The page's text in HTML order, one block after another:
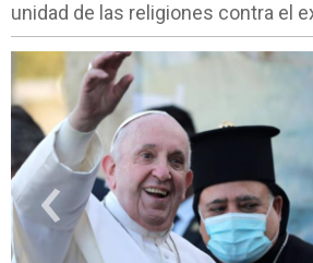
unidad de las religiones contra el
‹